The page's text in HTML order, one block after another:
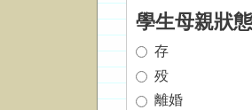
學生母親狀態
存
殁
離婚